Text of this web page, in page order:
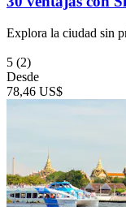
Explora la ciudad sin
5 (2)
Desde
78,46 US$